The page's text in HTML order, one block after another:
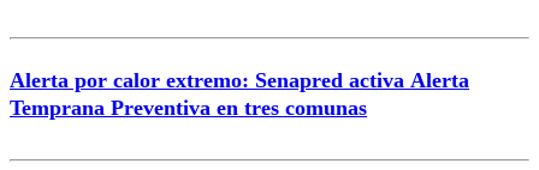
Alerta por calor extremo: Senapred activa Alerta
Temprana Preventiva en tres comunas